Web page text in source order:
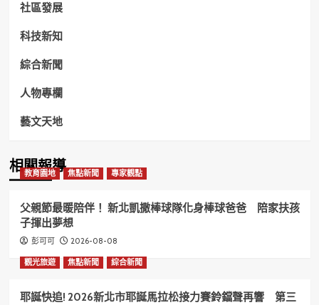
社區發展
科技新知
綜合新聞
人物專欄
藝文天地
相關報導
教育園地 焦點新聞 專家觀點
父親節最暖陪伴！ 新北凱撒棒球隊化身棒球爸爸 陪家扶孩
子揮出夢想
彭可可 2026-08-08
觀光旅遊 焦點新聞 綜合新聞
耶誕快追! 2026新北市耶誕馬拉松接力賽鈴鐺聲再響 第三